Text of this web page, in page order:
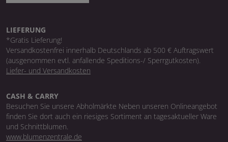
LIEFERUNG
*Gratis Lieferung!
Versandkostenfrei innerhalb Deutschlands ab 500 € Auftragswert
(ausgenommen evtl. anfallende Speditions-/ Sperrgutkosten).
Liefer- und Versandkosten
CASH & CARRY
Besuchen Sie unsere Abholmärkte Neben unseren Onlineangebot
finden Sie dort auch ein riesiges Sortiment an tagesaktueller Ware
und Schnittblumen.
www.blumenzentrale.de